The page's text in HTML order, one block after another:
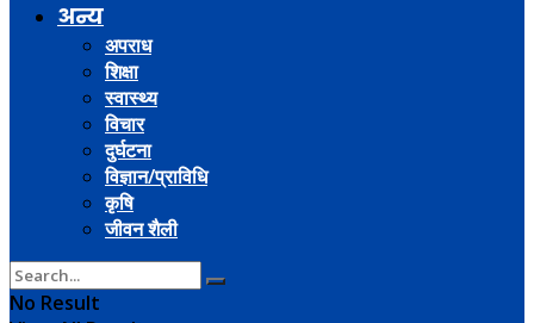
अन्य
अपराध
शिक्षा
स्वास्थ्य
विचार
दुर्घटना
विज्ञान/प्राविधि
कृषि
जीवन शैली
No Result